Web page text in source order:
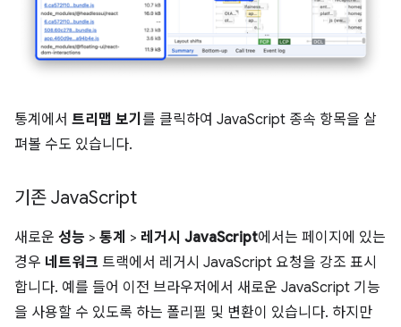
통계에서 트리맵 보기 를 클릭하여 JavaScript 종속 항목을 살
펴볼 수도 있습니다.
기존 JavaScript
새로운 성능 > 통계 > 레거시 JavaScript에서는 페이지에 있는
경우 네트워크 트랙에서 레거시 JavaScript 요청을 강조 표시
합니다. 예를 들어 이전 브라우저에서 새로운 JavaScript 기능
을 사용할 수 있도록 하는 폴리필 및 변환이 있습니다. 하지만